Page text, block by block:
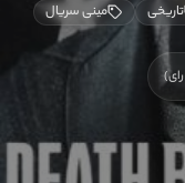
تاریخی مینی سریال
رای)